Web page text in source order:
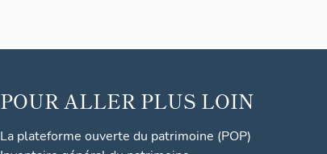
POUR ALLER PLUS LOIN
La plateforme ouverte du patrimoine (POP)